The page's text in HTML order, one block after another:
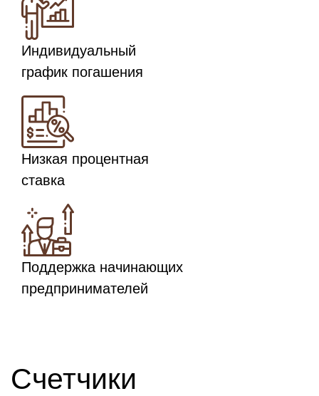
Индивидуальный
график погашения
Низкая процентная
ставка
Поддержка начинающих
предпринимателей
Счетчики